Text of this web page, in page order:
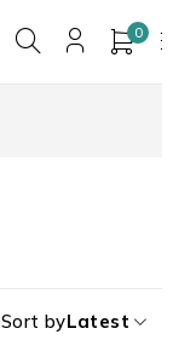
0
Sort byLatest